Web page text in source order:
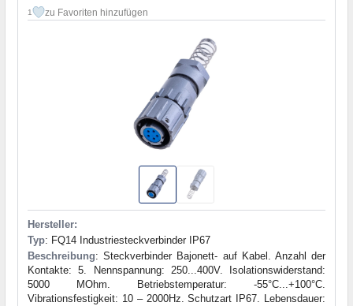
1 zu Favoriten hinzufügen
Hersteller:
Typ: FQ14 Industriesteckverbinder IP67
Beschreibung: Steckverbinder Bajonett- auf Kabel. Anzahl der
Kontakte: 5. Nennspannung: 250...400V. Isolationswiderstand:
5000 MOhm. Betriebstemperatur: -55°C...+100°C.
Vibrationsfestigkeit: 10 – 2000Hz. Schutzart IP67. Lebensdauer: